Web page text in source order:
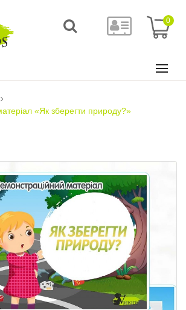
0
«Як зберегти природу?»